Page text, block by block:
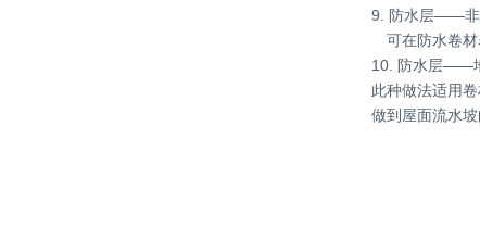
9. 防水层——非
可在防水卷材
10. 防水层——
此种做法适用
做到屋面流水